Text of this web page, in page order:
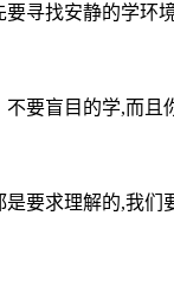
寻找安静的学环
不要盲目的学,而
要求理解的,我们